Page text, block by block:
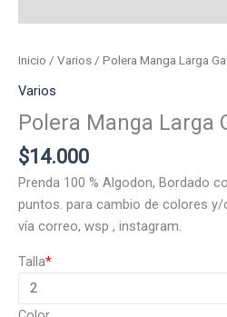
Inicio / Varios / Polera Manga Larga
Varios
Polera Manga Larga
$14.000
Prenda 100 % Algodon, Bordado
puntos. para cambio de colores
vía correo, wsp , instagram.
*
Talla